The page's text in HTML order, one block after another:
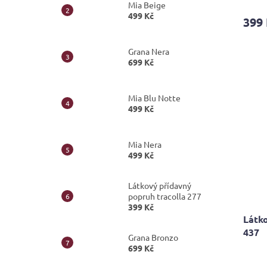
Mia Beige
499 Kč
Grana Nera
699 Kč
Mia Blu Notte
499 Kč
Mia Nera
499 Kč
Látkový přídavný
popruh tracolla 277
399 Kč
Grana Bronzo
699 Kč
399
437